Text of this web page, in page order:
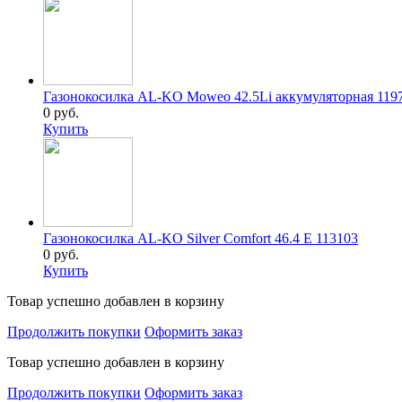
Газонокосилка AL-KO Moweo 42.5Li аккумуляторная
0 руб.
Купить
Газонокосилка AL-KO Silver Comfort 46.4 E 113103
0 руб.
Купить
Товар успешно добавлен в корзину
Продолжить покупки Оформить заказ
Товар успешно добавлен в корзину
Продолжить покупки Оформить заказ